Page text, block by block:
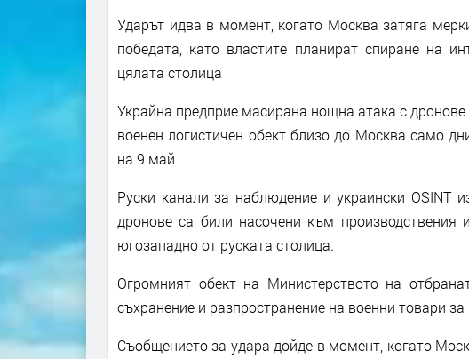
Ударът идва в момент, когато Москва затяга
победата, като властите планират спиране на
цялата столица
Украйна предприе масирана нощна атака с
военен логистичен обект близо до Москва само
на 9 май
Руски канали за наблюдение и украински OSINT
дронове са били насочени към производствения
югозападно от руската столица.
Огромният обект на Министерството на
съхранение и разпространение на военни товари
Съобщението за удара дойде в момент, когато